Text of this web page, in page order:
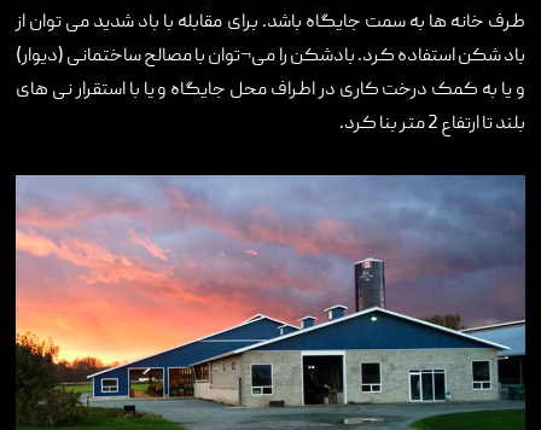
طرف خانه ها به سمت جایگاه باشد. برای مقابله با باد شدید می توان از
باد شکن استفاده کرد. بادشکن را می¬توان با مصالح ساختمانی (دیوار)
و یا به کمک درخت کاری در اطراف محل جایگاه و یا با استقرار نی های
بلند تا ارتفاع 2 متر بنا کرد.